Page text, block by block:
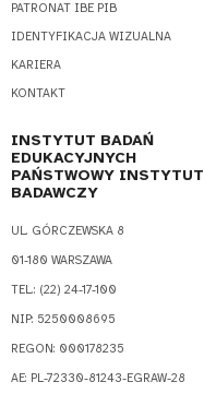
PATRONAT IBE PIB
IDENTYFIKACJA WIZUALNA
KARIERA
KONTAKT
INSTYTUT BADAŃ
EDUKACYJNYCH
PAŃSTWOWY INSTYTUT
BADAWCZY
UL. GÓRCZEWSKA 8
01-180 WARSZAWA
TEL.: (22) 24-17-100
NIP: 5250008695
REGON: 000178235
AE: PL-72330-81243-EGRAW-28